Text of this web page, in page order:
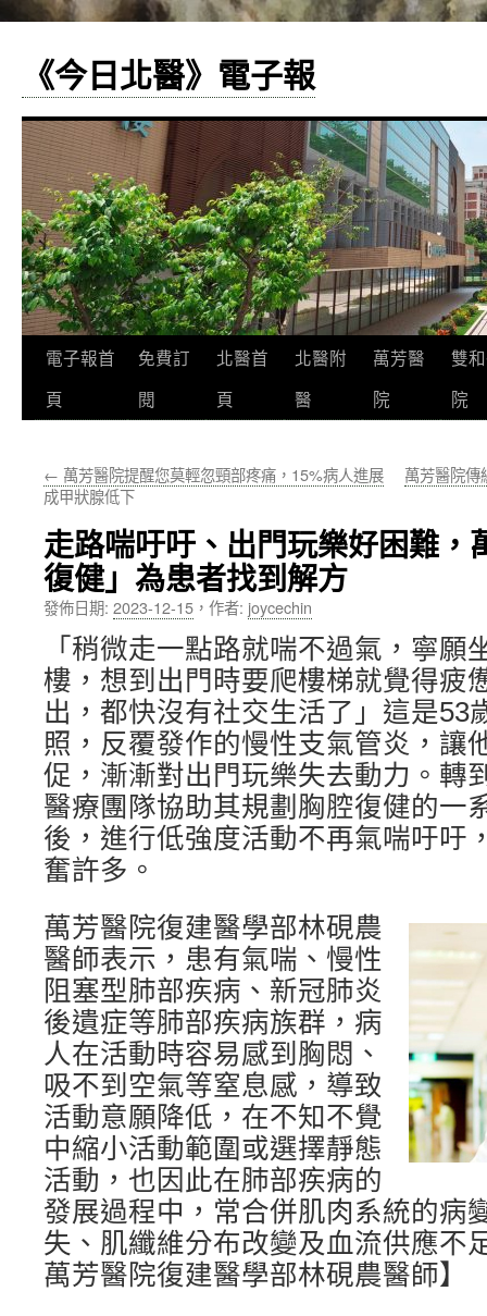
《今日北醫》電子報
跳
至
要
容
電子報首
頁
免費訂
閱
北醫首
頁
北醫附
醫
萬芳醫
院
雙
院
← 萬芳醫院提醒您莫輕忽頸部疼痛，15%病人進展
成甲狀腺低下
萬芳醫院傳
走路喘吁吁、出門玩樂好困難，
復健」為患者找到解方
發佈日期: 2023-12-15 ， 作者: joycechin
「稍微走一點路就喘不過氣，寧
樓，想到出門時要爬樓梯就覺得疲
出，都快沒有社交生活了」這是53
照，反覆發作的慢性支氣管炎，讓
促，漸漸對出門玩樂失去動力。轉
醫療團隊協助其規劃胸腔復健的一
後，進行低強度活動不再氣喘吁吁
奮許多。
萬芳醫院復建醫學部林硯農
醫師表示，患有氣喘、慢性
阻塞型肺部疾病、新冠肺炎
後遺症等肺部疾病族群，病
人在活動時容易感到胸悶、
吸不到空氣等窒息感，導致
活動意願降低，在不知不覺
中縮小活動範圍或選擇靜態
活動，也因此在肺部疾病的
發展過程中，常合併肌肉系統的病
失、肌纖維分布改變及血流供應不
萬芳醫院復建醫學部林硯農醫師】